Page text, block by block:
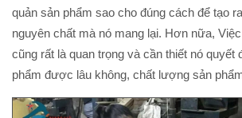
quản sản phẩm sao cho đúng cách để tạo
nguyên chất mà nó mang lại. Hơn nữa,
cũng rất là quan trọng và cần thiết nó quyết
phẩm được lâu không, chất lượng sản